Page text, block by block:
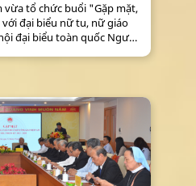
vừa tổ chức buổi "Gặp mặt,
đại biểu nữ tu, nữ giáo
đại biểu toàn quốc Người